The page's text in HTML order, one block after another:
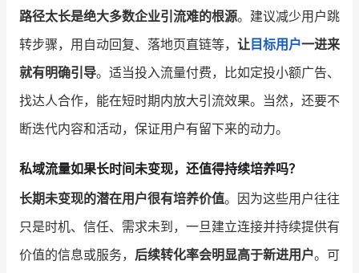
路径太长是绝大多数企业引流难的根源。建议减少用户跳
转步骤，用自动回复、落地页直链等， 让 目标用户一进来
就有明确引导。适当投入流量付费，比如定投小额广告、
找达人合作，能在短时期内放大引流效果。当然，还要不
断迭代内容和活动，保证用户有留下来的动力。
私域流量如果长时间未变现，还值得持续培养吗？
长期未变现的潜在用户很有培养价值。因为这些用户往往
只是时机、信任、需求未到，一旦建立连接并持续提供有
价值的信息或服务， 后续转化率会明显高于新进用户。可